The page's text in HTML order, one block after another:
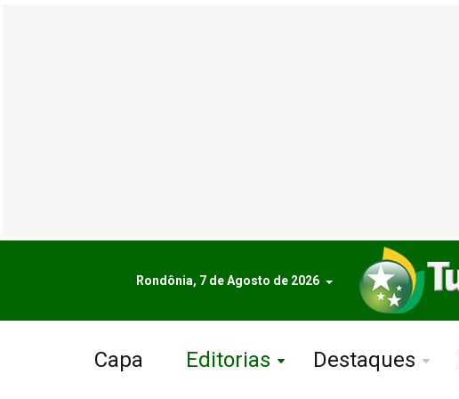
Rondônia, 7 de Agosto de 2026
Capa Editorias Destaques